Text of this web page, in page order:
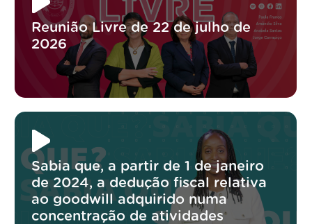
Reunião Livre de 22 de julho de
2026
Sabia que, a partir de 1 de janeiro
de 2024, a dedução fiscal relativa
ao goodwill adquirido numa
concentração de atividades